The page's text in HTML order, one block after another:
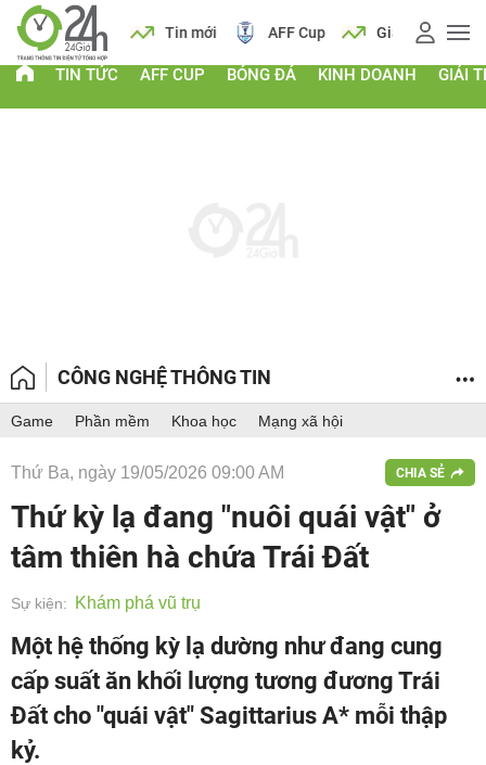
Lịch Tin mới AFF Cup Giá vàng
TIN TỨC AFF CUP BÓNG ĐÁ KINH DOANH GIẢI
CÔNG NGHỆ THÔNG TIN
Game Phần mềm Khoa học Mạng xã hội
Thứ Ba, ngày 19/05/2026 09:00 AM CHIA SẺ
Thứ kỳ lạ đang "nuôi quái vật" ở
tâm thiên hà chứa Trái Đất
Sự kiện: Khám phá vũ trụ
Một hệ thống kỳ lạ dường như đang cung
cấp suất ăn khối lượng tương đương Trái
Đất cho "quái vật" Sagittarius A* mỗi thập
kỷ.